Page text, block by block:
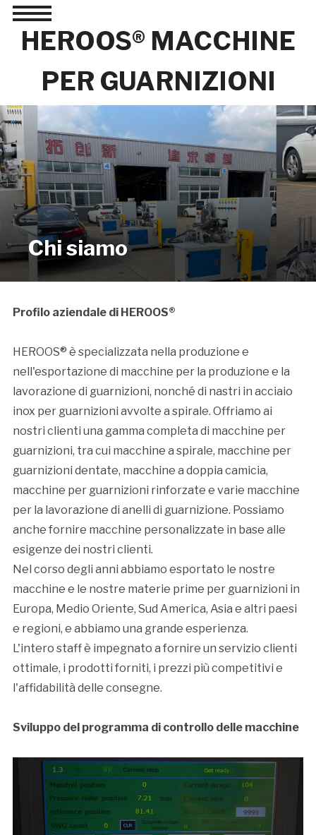
Toggle
sidebar
HEROOS® MACCHINE
PER GUARNIZIONI
Chi siamo
Profilo aziendale di HEROOS®
HEROOS® è specializzata nella produzione e
nell'esportazione di macchine per la produzione e la
lavorazione di guarnizioni, nonché di nastri in acciaio
inox per guarnizioni avvolte a spirale. Offriamo ai
nostri clienti una gamma completa di macchine per
guarnizioni, tra cui macchine a spirale, macchine per
guarnizioni dentate, macchine a doppia camicia,
macchine per guarnizioni rinforzate e varie macchine
per la lavorazione di anelli di guarnizione. Possiamo
anche fornire macchine personalizzate in base alle
esigenze dei nostri clienti.
Nel corso degli anni abbiamo esportato le nostre
macchine e le nostre materie prime per guarnizioni in
Europa, Medio Oriente, Sud America, Asia e altri paesi
e regioni, e abbiamo una grande esperienza.
L'intero staff è impegnato a fornire un servizio clienti
ottimale, i prodotti forniti, i prezzi più competitivi e
l'affidabilità delle consegne.
Sviluppo del programma di controllo delle macchine